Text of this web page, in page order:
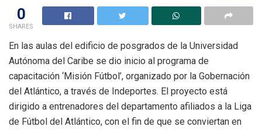
0
SHARES
En las aulas del edificio de posgrados de la Universidad
Autónoma del Caribe se dio inicio al programa de
capacitación ‘Misión Fútbol’, organizado por la Gobernación
del Atlántico, a través de Indeportes. El proyecto está
dirigido a entrenadores del departamento afiliados a la Liga
de Fútbol del Atlántico, con el fin de que se conviertan en